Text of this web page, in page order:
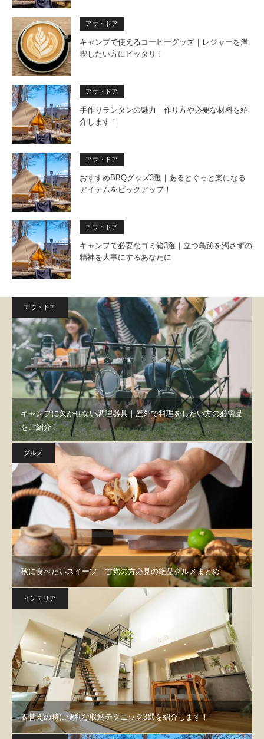
アウトドア
キャンプで使えるコーヒーグッズ｜レジャーを満
喫したい方にピッタリ！
アウトドア
手作りランタンの魅力｜作り方や必要な材料を紹
介します！
アウトドア
おすすめBBQグッズ3選｜あるとぐっと楽になる
アイテムをピックアップ！
アウトドア
キャンプで必要なゴミ箱3選｜立つ鳥跡を濁さずの
精神を大事にするあなたに
アウトドア
キャンプに欠かせない調理器具｜屋外で料理をしたい方の必需品
をご紹介！
グルメ
秋に食べたいスイーツ｜甘党の方必見の絶品グルメまとめ
インテリア
衣替えの時に便利な収納テクニック3選を紹介します！